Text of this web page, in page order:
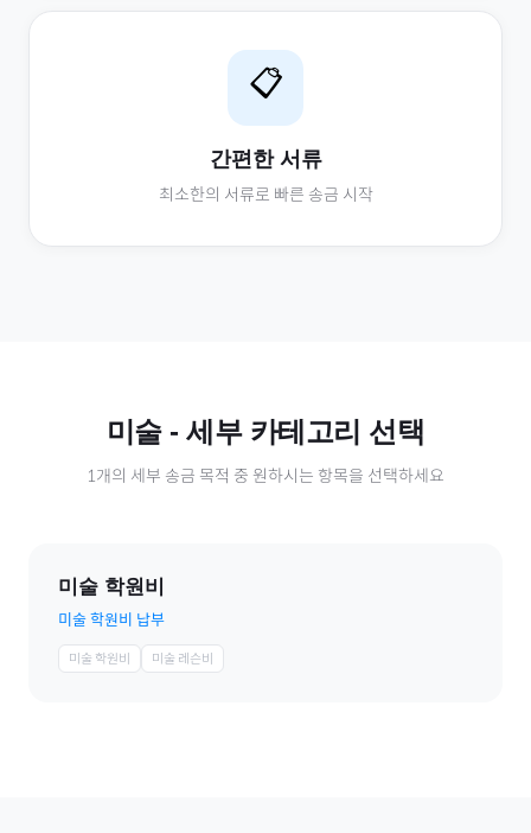
📋
간편한 서류
최소한의 서류로 빠른 송금 시작
미술- 세부 카테고리 선택
1개의 세부 송금 목적 중 원하시는 항목을 선택하세요
미술 학원비
미술 학원비 납부
미술 학원비 미술 레슨비